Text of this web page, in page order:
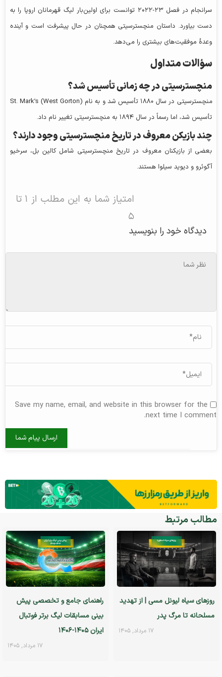
سرانجام در فصل ۲۳-۲۰۲۲ توانست برای اولین‌بار لیگ قهرمانان اروپا را به
دست بیاورد. داستان منچسترسیتی همچنان در حال پیشرفت است و آینده
وعدهٔ موفقیت‌های بیشتری را می‌دهد.
سؤالات متداول
منچسترسیتی در چه زمانی تأسیس شد؟
منچسترسیتی در سال ۱۸۸۰ تأسیس شد و به نام St. Mark’s (West Gorton)
تأسیس شد، اما رسماً در سال ۱۸۹۴ به منچسترسیتی تغییر نام داد.
چند بازیکن معروف در تاریخ منچسترسیتی وجود دارند؟
بعضی از بازیکنان معروف در تاریخ منچسترسیتی شامل کالین بل، سرخیو
آگوئرو و دیوید سیلوا هستند.
امتیاز شما به این مطلب از ۱ تا
۵
دیدگاه خود را بنویسید
Save my name, email, and website in this browser for the
next time I comment.
مطالب مرتبط
روزهای سیاه لیونل مسی | از تهدید
مسلحانه تا مرگ پدر
۱۷ مرداد, ۱۴۰۵
راهنمای جامع و تخصصی پیش
بینی مسابقات لیگ برتر فوتبال
ایران ۱۴۰۵-۱۴۰۶
۱۷ مرداد, ۱۴۰۵